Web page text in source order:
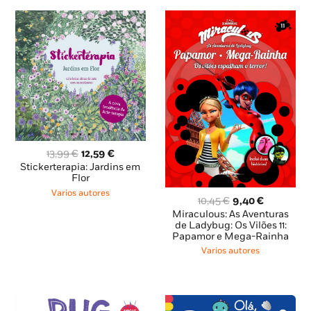
13,99€ O
preço
original
era:
12,59 €O
preço
Stickerterapia: Jardins em
Flor
Varios autores
10,45€ O
preço
original
era:
10,45 €.
9,40€O
preço
atual
é:
Miraculous: As Aventuras
de Ladybug: Os Vilões 11:
Papamor e Mega-Rainha
Varios autores